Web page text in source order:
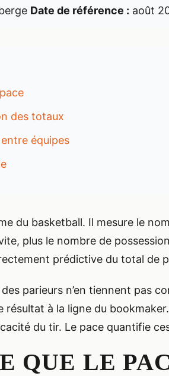
Date de référence : août
des totaux
équipes
du basketball. Il mesure le
plus le nombre de
prédictive du total de
parieurs n’en tiennent pas
résultat à la ligne du
du tir. Le pace quantifie
QUE LE